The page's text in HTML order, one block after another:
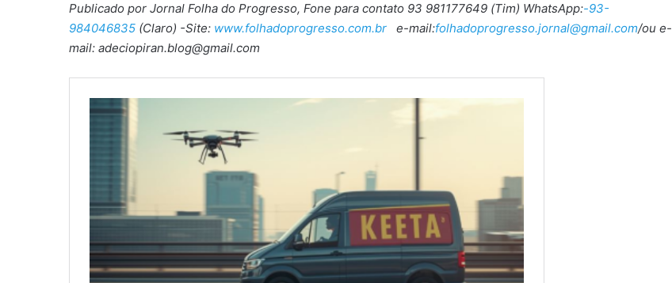
Publicado por Jornal Folha do Progresso, Fone para contato 93 981177649 (Tim) WhatsApp:-93-
984046835 (Claro) -Site: www.folhadoprogresso.com.br e-mail:folhadoprogresso.jornal@gmail.com/ou e-
mail: adeciopiran.blog@gmail.com